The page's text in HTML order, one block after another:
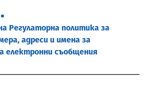
Регулаторна политика за
адреси и имена за
електронни съобщения